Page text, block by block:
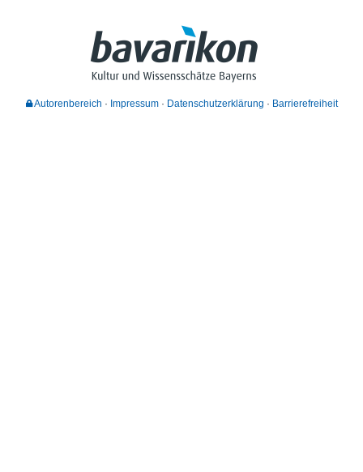
Autorenbereich Impressum Datenschutzerklärung Barrierefreiheit